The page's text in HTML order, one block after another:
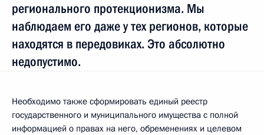
регионального протекционизма. Мы
наблюдаем его даже у тех регионов, которые
находятся в передовиках. Это абсолютно
недопустимо.
Необходимо также сформировать единый реестр
государственного и муниципального имущества с полной
информацией о правах на него, обременениях и целевом